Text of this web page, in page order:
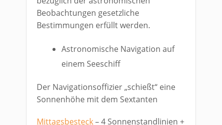
Beobachtungen gesetzliche
Bestimmungen erfüllt werden.
Astronomische Navigation auf
einem Seeschiff
Der Navigationsoffizier „schießt“ eine
Sonnenhöhe mit dem Sextanten
Mittagsbesteck– 4 Sonnenstandlinien +